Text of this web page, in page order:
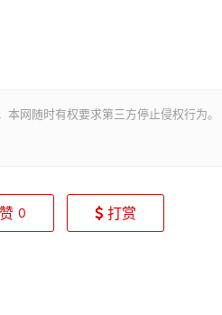
网随时有权要求第三方停止侵权行为。
赞 0 打赏